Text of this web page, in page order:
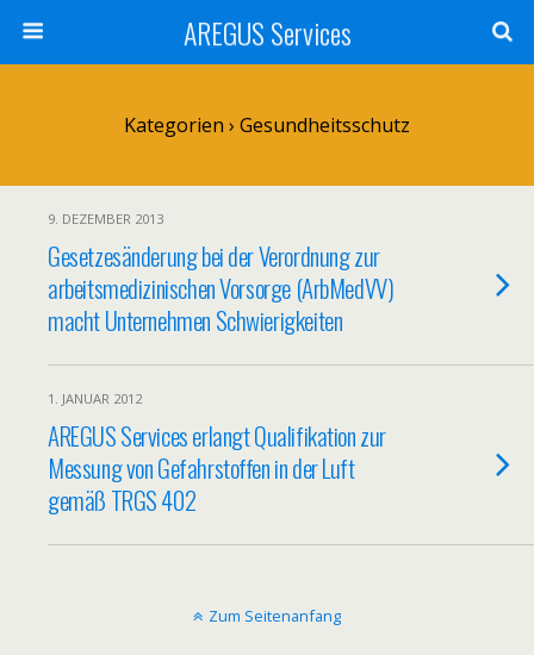
AREGUS Services
Kategorien › Gesundheitsschutz
9. DEZEMBER 2013
Gesetzesänderung bei der Verordnung zur
arbeitsmedizinischen Vorsorge (ArbMedVV)
macht Unternehmen Schwierigkeiten
1. JANUAR 2012
AREGUS Services erlangt Qualifikation zur
Messung von Gefahrstoffen in der Luft
gemäß TRGS 402
Zum Seitenanfang